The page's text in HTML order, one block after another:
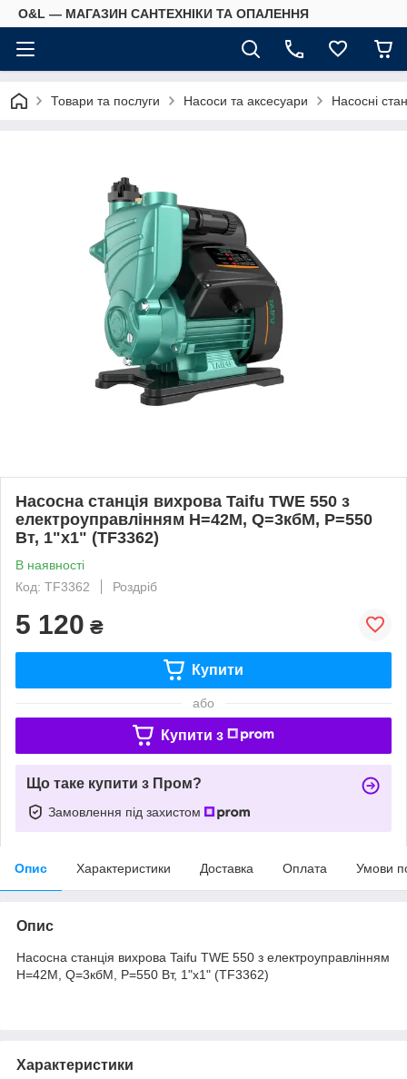
O&L — МАГАЗИН САНТЕХНІКИ ТА ОПАЛЕННЯ
Товари та послуги Насоси та аксесуари Насосні
Насосна станція вихрова Taifu TWE 550 з
електроуправлінням Н=42М, Q=3кбМ, P=550
Вт, 1"x1" (TF3362)
В наявності
Код: TF3362
Роздріб
5 120 ₴
Купити
або
Купити з
Що таке купити з Пром?
Замовлення під захистом
Опис Характеристики Доставка Оплата Умови
Опис
Насосна станція вихрова Taifu TWE 550 з електроуправлінням
Н=42М, Q=3кбМ, P=550 Вт, 1"x1" (TF3362)
Характеристики